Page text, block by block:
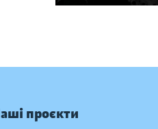
проєкти